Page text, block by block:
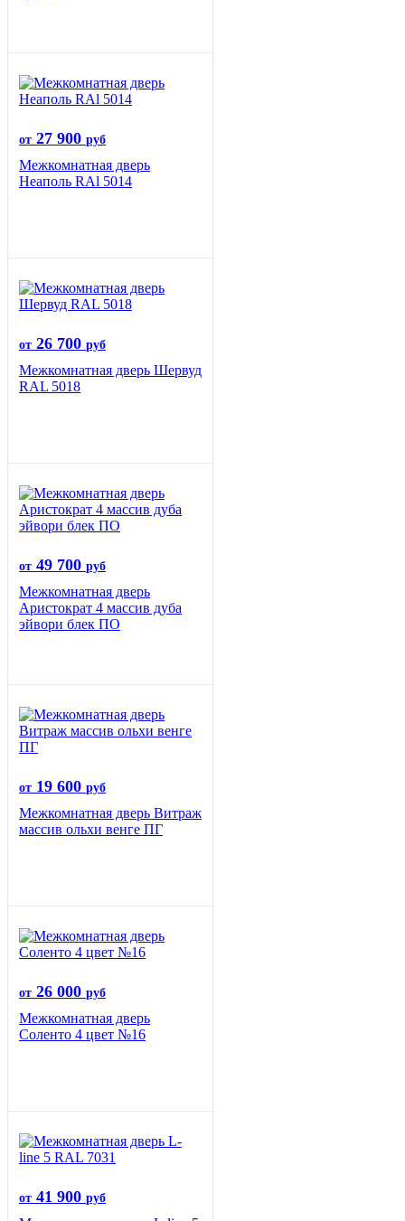
от 27 900 руб
Межкомнатная дверь
Неаполь RAl 5014
от 26 700 руб
Межкомнатная дверь Шервуд
RAL 5018
от 49 700 руб
Межкомнатная дверь
Аристократ 4 массив дуба
эйвори блек ПО
от 19 600 руб
Межкомнатная дверь Витраж
массив ольхи венге ПГ
от 26 000 руб
Межкомнатная дверь
Соленто 4 цвет №16
от 41 900 руб